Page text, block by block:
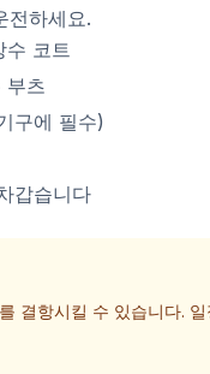
전하세요.
수 코트
부츠
구에 필수)
갑습니다
결항시킬 수 있습니다.